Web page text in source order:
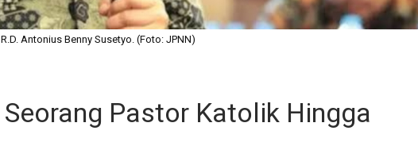
R.D. Antonius Benny Susetyo. (Foto: JPNN)
Pastor Katolik Hingga